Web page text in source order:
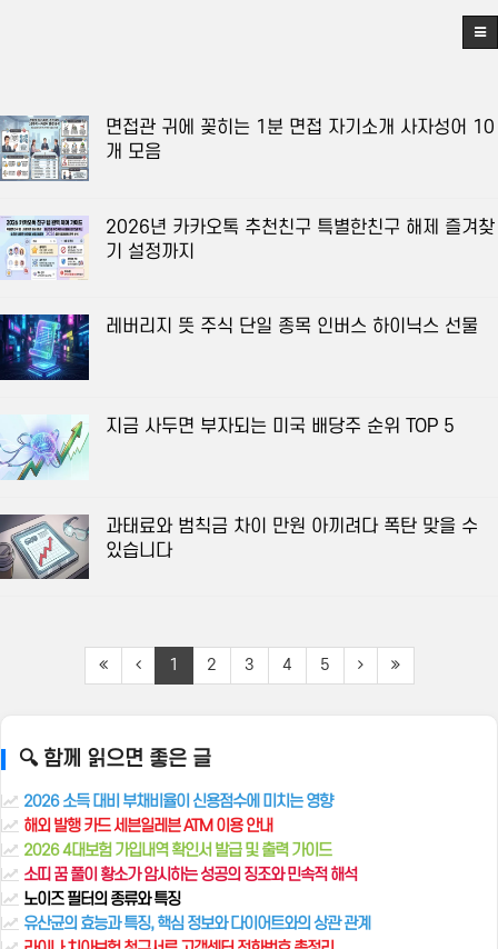
면접관 귀에 꽂히는 1분 면접 자기소개 사자성어 10
개 모음
2026년 카카오톡 추천친구 특별한친구 해제 즐겨찾
기 설정까지
레버리지 뜻 주식 단일 종목 인버스 하이닉스 선물
지금 사두면 부자되는 미국 배당주 순위 TOP 5
과태료와 범칙금 차이 만원 아끼려다 폭탄 맞을 수
있습니다
1 2 3 4 5
🔍 함께 읽으면 좋은 글
2026 소득 대비 부채비율이 신용점수에 미치는 영향
해외 발행 카드 세븐일레븐 ATM 이용 안내
2026 4대보험 가입내역 확인서 발급 및 출력 가이드
소띠 꿈 풀이 황소가 암시하는 성공의 징조와 민속적 해석
노이즈 필터의 종류와 특징
유산균의 효능과 특징, 핵심 정보와 다이어트와의 상관 관계